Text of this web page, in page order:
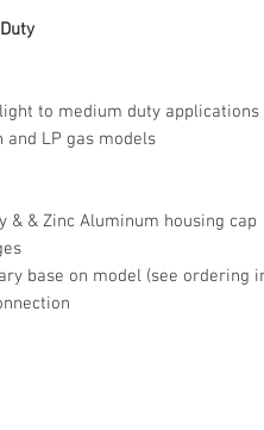
to medium duty applications
and LP gas models
& & Zinc Aluminum housing cap
base on model (see ordering